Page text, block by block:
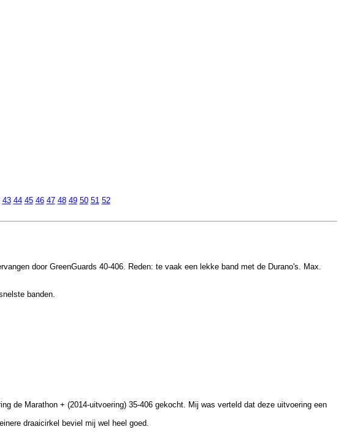
43 44 45 46 47 48 49 50 51 52
door GreenGuards 40-406. Reden: te vaak een lekke band met de Durano's. Max.
banden.
de Marathon + (2014-uitvoering) 35-406 gekocht. Mij was verteld dat deze uitvoering een
draaicirkel beviel mij wel heel goed.